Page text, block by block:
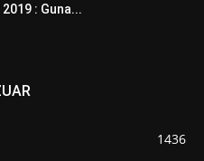
: Guna...
1436